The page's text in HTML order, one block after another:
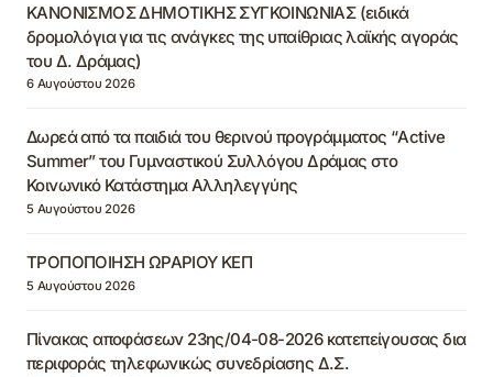
ΚΑΝΟΝΙΣΜΟΣ ΔΗΜΟΤΙΚΗΣ ΣΥΓΚΟΙΝΩΝΙΑΣ (ειδικά
δρομολόγια για τις ανάγκες της υπαίθριας λαϊκής αγοράς
του Δ. Δράμας)
6 Αυγούστου 2026
Δωρεά από τα παιδιά του θερινού προγράμματος “Active
Summer” του Γυμναστικού Συλλόγου Δράμας στο
Κοινωνικό Κατάστημα Αλληλεγγύης
5 Αυγούστου 2026
ΤΡΟΠΟΠΟΙΗΣΗ ΩΡΑΡΙΟΥ ΚΕΠ
5 Αυγούστου 2026
Πίνακας αποφάσεων 23ης/04-08-2026 κατεπείγουσας δια
περιφοράς τηλεφωνικώς συνεδρίασης Δ.Σ.